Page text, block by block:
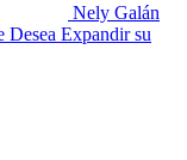
Nely Galán
Desea Expandir su